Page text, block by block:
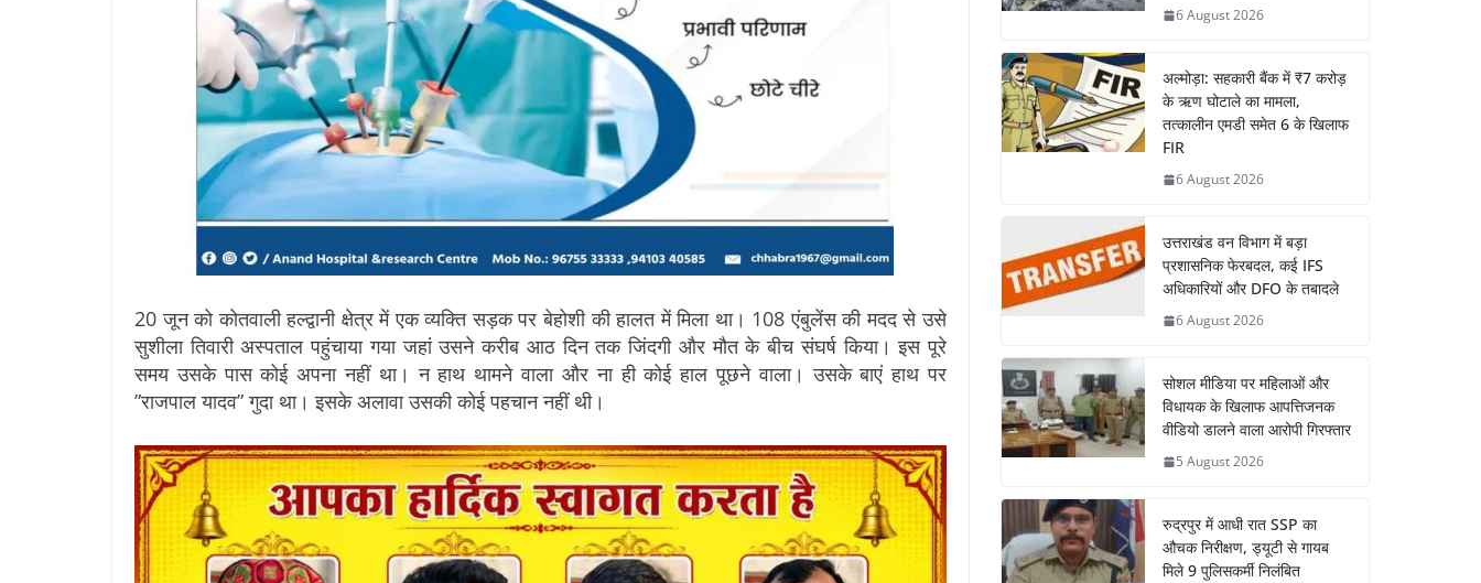
20 जून को कोतवाली हल्द्वानी क्षेत्र में एक व्यक्ति सड़क पर बेहोशी की हालत में मिला था। 108 एंबुलेंस की मदद से उसे
सुशीला तिवारी अस्पताल पहुंचाया गया जहां उसने करीब आठ दिन तक जिंदगी और मौत के बीच संघर्ष किया। इस पूरे
समय उसके पास कोई अपना नहीं था। न हाथ थामने वाला और ना ही कोई हाल पूछने वाला। उसके बाएं हाथ पर
”राजपाल यादव” गुदा था। इसके अलावा उसकी कोई पहचान नहीं थी।
6 August 2026
अल्मोड़ा: सहकारी बैंक में ₹7 करोड़
के ऋण घोटाले का मामला,
तत्कालीन एमडी समेत 6 के खिलाफ
FIR
6 August 2026
उत्तराखंड वन विभाग में बड़ा
प्रशासनिक फेरबदल, कई IFS
अधिकारियों और DFO के तबादले
6 August 2026
सोशल मीडिया पर महिलाओं और
विधायक के खिलाफ आपत्तिजनक
वीडियो डालने वाला आरोपी गिरफ्तार
5 August 2026
रुद्रपुर में आधी रात SSP का
औचक निरीक्षण, ड्यूटी से गायब
मिले 9 पुलिसकर्मी निलंबित